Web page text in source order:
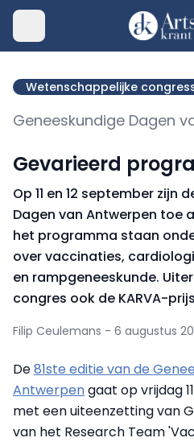
Wetenschappelijke
Geneeskundige Dagen
Gevarieerd
Op 11 en 12 september zijn
Dagen van Antwerpen toe
het programma staan
over vaccinaties,
en rampgeneeskunde.
congres ook de KARVA-
Filip Ceulemans - 6 augustus
De81ste editie van de
Antwerpengaat op vrijdag
met een uiteenzetting van
van het Research Team